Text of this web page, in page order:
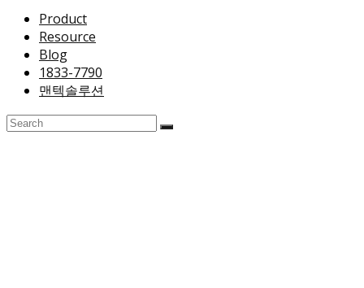
Product
Resource
Blog
1833-7790
맨텍솔루션